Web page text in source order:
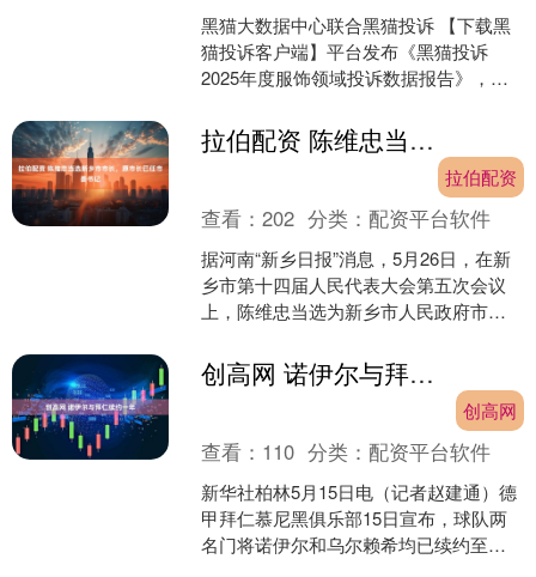
黑猫大数据中心联合黑猫投诉 【下载黑
猫投诉客户端】平台发布《黑猫投诉
2025年度服饰领域投诉数据报告》，通
热点问题等，通过....
拉伯配资 陈维忠当选新乡市市长，原市长已任市委书记
拉伯配资
查看：202 分类：配资平台软件
据河南“新乡日报”消息，5月26日，在新
乡市第十四届人民代表大会第五次会议
上，陈维忠当选为新乡市人民政府市
委常委，兰考....
创高网 诺伊尔与拜仁续约一年
创高网
查看： 110 分类：配资平台软件
新华社柏林5月15日电（记者赵建通）德
甲拜仁慕尼黑俱乐部15日宣布，球队两
名门将诺伊尔和乌尔赖希均已续约至